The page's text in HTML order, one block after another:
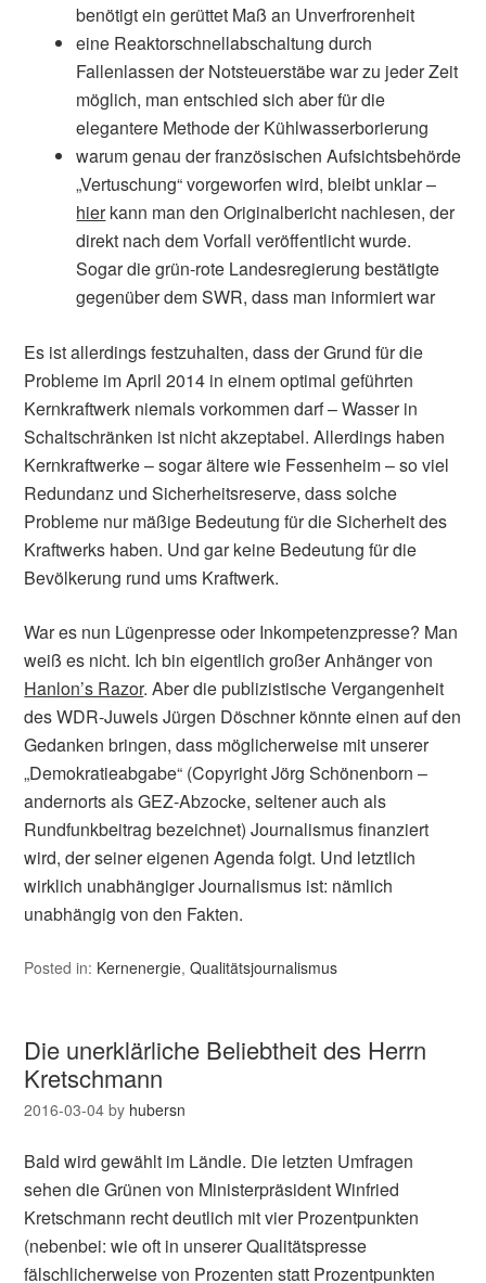
benötigt ein gerüttet Maß an Unverfrorenheit
eine Reaktorschnellabschaltung durch
Fallenlassen der Notsteuerstäbe war zu jeder Zeit
möglich, man entschied sich aber für die
elegantere Methode der Kühlwasserborierung
warum genau der französischen Aufsichtsbehörde
„Vertuschung“ vorgeworfen wird, bleibt unklar –
hierkann man den Originalbericht nachlesen, der
direkt nach dem Vorfall veröffentlicht wurde.
Sogar die grün-rote Landesregierung bestätigte
gegenüber dem SWR, dass man informiert war
Es ist allerdings festzuhalten, dass der Grund für die
Probleme im April 2014 in einem optimal geführten
Kernkraftwerk niemals vorkommen darf – Wasser in
Schaltschränken ist nicht akzeptabel. Allerdings haben
Kernkraftwerke – sogar ältere wie Fessenheim – so viel
Redundanz und Sicherheitsreserve, dass solche
Probleme nur mäßige Bedeutung für die Sicherheit des
Kraftwerks haben. Und gar keine Bedeutung für die
Bevölkerung rund ums Kraftwerk.
War es nun Lügenpresse oder Inkompetenzpresse? Man
weiß es nicht. Ich bin eigentlich großer Anhänger von
Hanlon’s Razor. Aber die publizistische Vergangenheit
des WDR-Juwels Jürgen Döschner könnte einen auf den
Gedanken bringen, dass möglicherweise mit unserer
„Demokratieabgabe“ (Copyright Jörg Schönenborn –
andernorts als GEZ-Abzocke, seltener auch als
Rundfunkbeitrag bezeichnet) Journalismus finanziert
wird, der seiner eigenen Agenda folgt. Und letztlich
wirklich unabhängiger Journalismus ist: nämlich
unabhängig von den Fakten.
Posted in: Kernenergie,Qualitätsjournalismus
Die unerklärliche Beliebtheit des Herrn
Kretschmann
2016-03-04 by hubersn
Bald wird gewählt im Ländle. Die letzten Umfragen
sehen die Grünen von Ministerpräsident Winfried
Kretschmann recht deutlich mit vier Prozentpunkten
(nebenbei: wie oft in unserer Qualitätspresse
fälschlicherweise von Prozenten statt Prozentpunkten